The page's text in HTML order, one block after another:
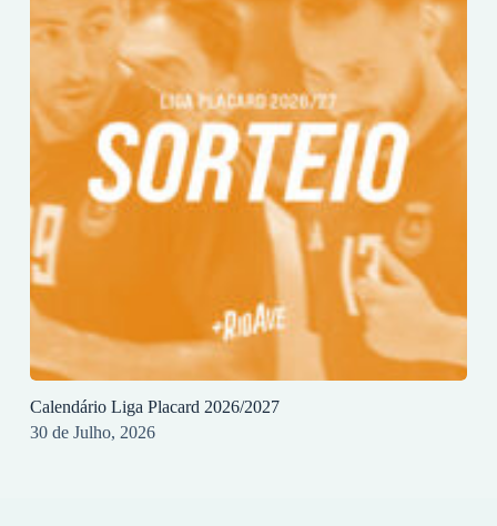
Calendário Liga Placard 2026/2027
30 de Julho, 2026